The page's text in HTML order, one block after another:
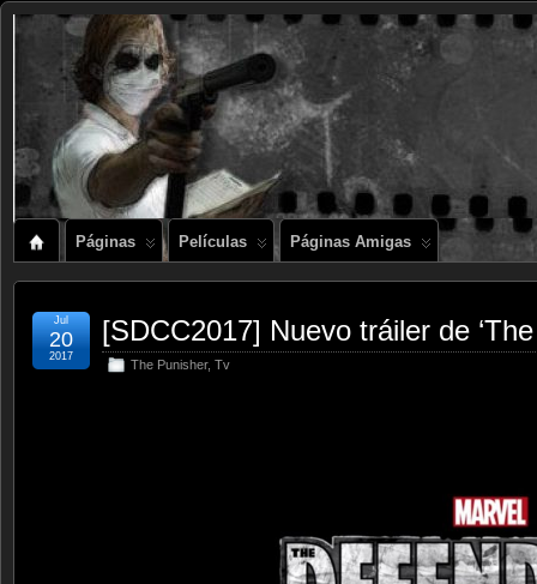
Páginas Películas Páginas Amigas
[SDCC2017] Nuevo tráiler de
The Punisher, Tv
Jul
20
2017